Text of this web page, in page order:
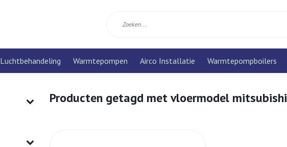
Luchtbehandeling Warmtepompen Airco Installatie Warmtepompboilers
Producten getagd met vloermodel mitsubishi